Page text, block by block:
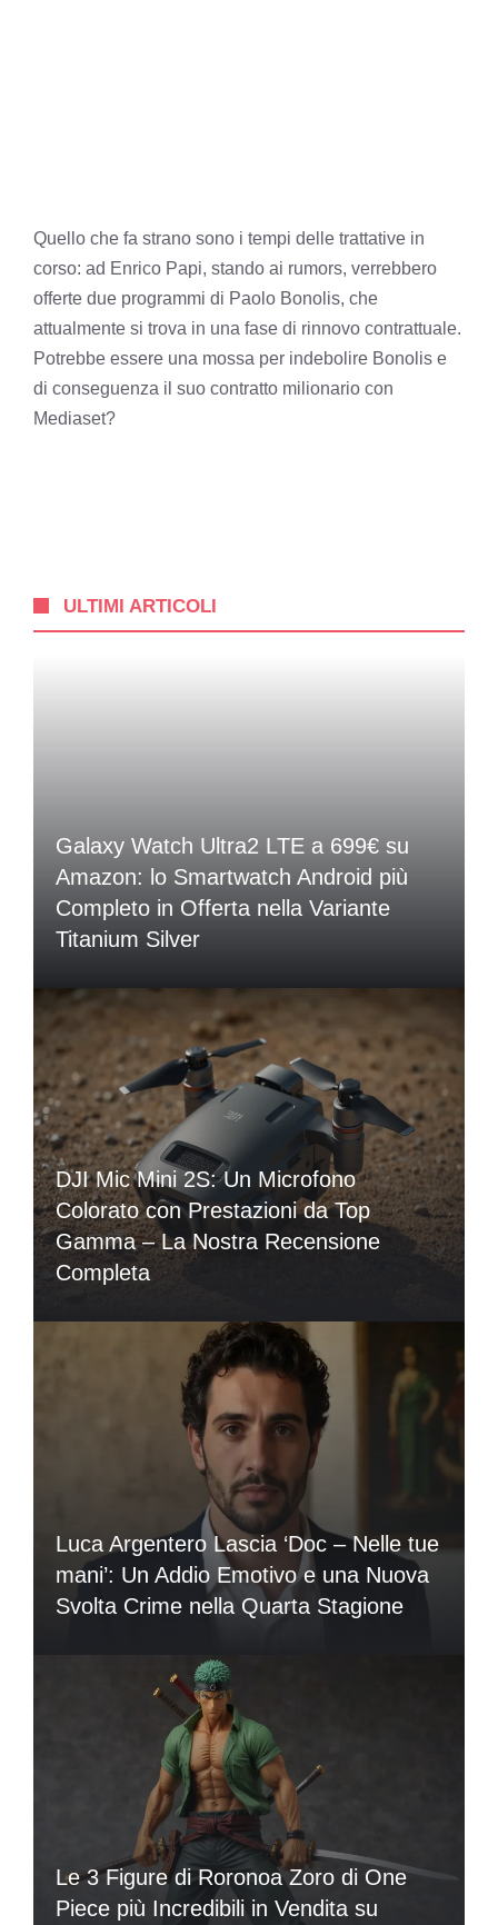
Quello che fa strano sono i tempi delle trattative in
corso: ad Enrico Papi, stando ai rumors, verrebbero
offerte due programmi di Paolo Bonolis, che
attualmente si trova in una fase di rinnovo contrattuale.
Potrebbe essere una mossa per indebolire Bonolis e
di conseguenza il suo contratto milionario con
Mediaset?
ULTIMI ARTICOLI
Galaxy Watch Ultra2 LTE a 699€ su
Amazon: lo Smartwatch Android più
Completo in Offerta nella Variante
Titanium Silver
DJI Mic Mini 2S: Un Microfono
Colorato con Prestazioni da Top
Gamma – La Nostra Recensione
Completa
Luca Argentero Lascia ‘Doc – Nelle tue
mani’: Un Addio Emotivo e una Nuova
Svolta Crime nella Quarta Stagione
Le 3 Figure di Roronoa Zoro di One
Piece più Incredibili in Vendita su